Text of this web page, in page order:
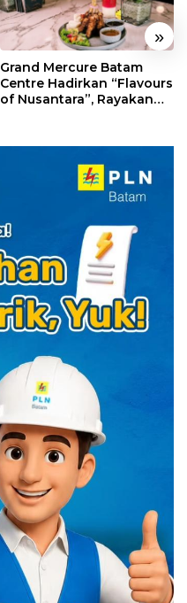
»
Grand Mercure Batam
Centre Hadirkan “Flavours
of Nusantara”, Rayakan